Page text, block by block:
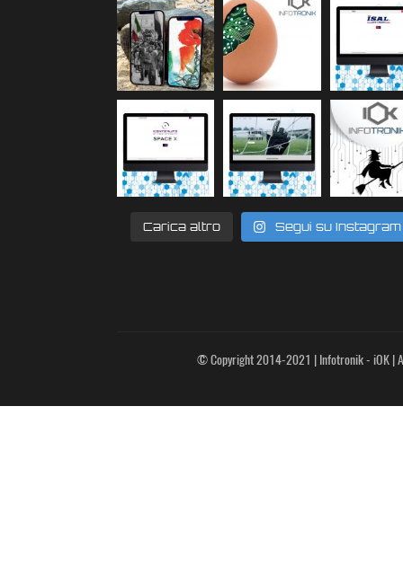
Carica altro Segui su Instagram
© Copyright 2014-2021 | Infotronik - iOK |